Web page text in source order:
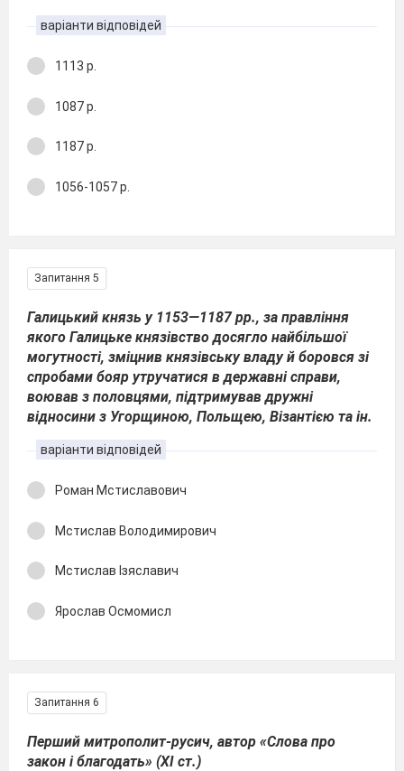
варіанти відповідей
1113 р.
1087 р.
1187 р.
1056-1057 р.
Запитання 5
Галицький князь у 1153—1187 рр., за правління
якого Галицьке князівство досягло найбільшої
могутності, зміцнив князівську владу й боровся зі
спробами бояр утручатися в державні справи,
воював з половцями, підтримував дружні
відносини з Угорщиною, Польщею, Візантією та ін.
варіанти відповідей
Роман Мстиславович
Мстислав Володимирович
Мстислав Ізяславич
Ярослав Осмомисл
Запитання 6
Перший митрополит-русич, автор «Слова про
закон і благодать» (ХІ ст.)